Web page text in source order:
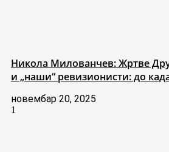
Никола Милованчев: Жртве
и „наши“ ревизионисти: до
новембар 20, 2025